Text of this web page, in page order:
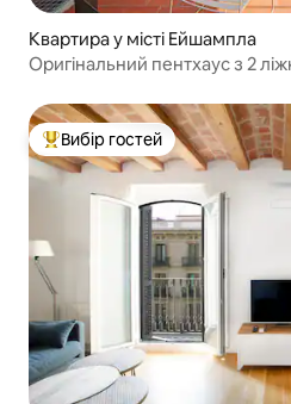
Квартира у місті Ейшампла
Оригінальний пентхаус з 2
Топ вибір гостей
Вибір гостей